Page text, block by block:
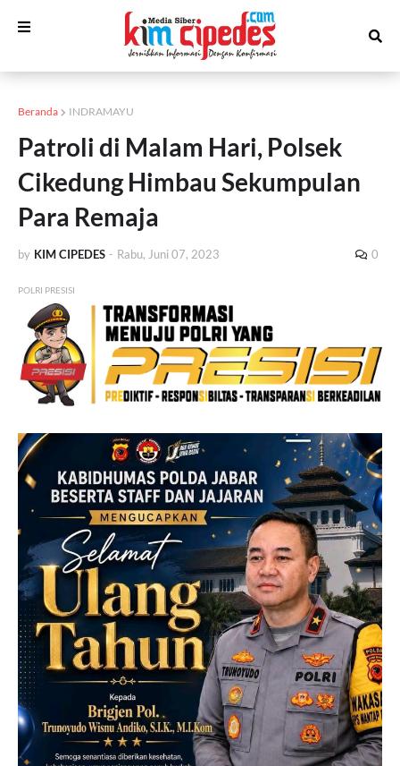
Beranda INDRAMAYU
Patroli di Malam Hari, Polsek
Cikedung Himbau Sekumpulan
Para Remaja
by KIM CIPEDES - Rabu, Juni 07, 2023 0
POLRI PRESISI